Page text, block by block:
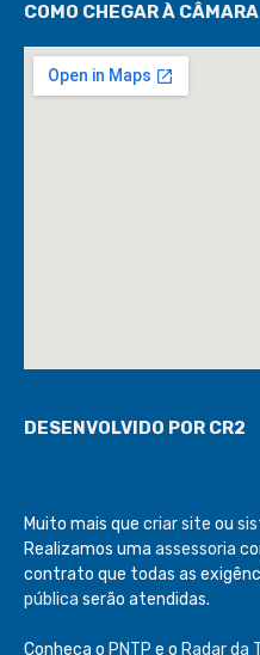
COMO CHEGAR À CÂMARA
DESENVOLVIDO POR CR2
Muito mais que criar site ou
Realizamos uma assessoria
contrato que todas as
pública serão atendidas.
Conheça o PNTP e o Radar da